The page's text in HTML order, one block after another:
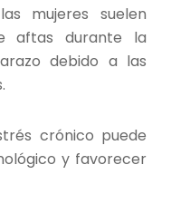
las mujeres suelen
aftas durante la
debido a las
crónico puede
y favorecer